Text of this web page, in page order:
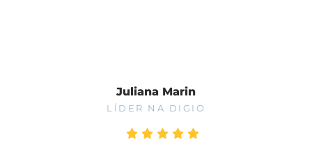
Juliana Marin
LÍDER NA DIGIO